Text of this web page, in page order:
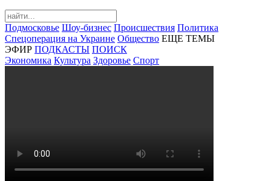
Подмосковье Шоу-бизнес Происшествия Политика
Спецоперация на Украине Общество ЕЩЕ ТЕМЫ
ЭФИР ПОДКАСТЫ ПОИСК
Экономика Культура Здоровье Спорт